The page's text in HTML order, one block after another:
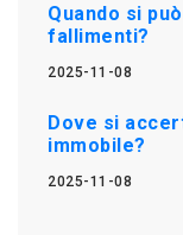
Quando si
fallimenti?
2025-11-08
Dove si
immobile?
2025-11-08